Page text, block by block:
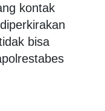
kontak
bisa